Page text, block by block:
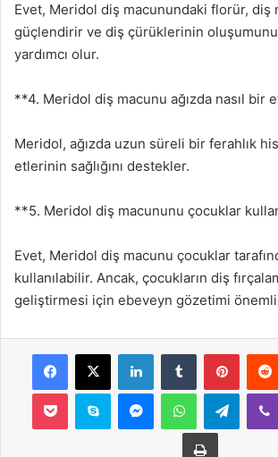
Evet, Meridol diş macunundaki florür, diş
güçlendirir ve diş çürüklerinin
yardımcı olur.
**4. Meridol diş macunu ağızda nasıl bir
Meridol, ağızda uzun süreli bir ferahlık
etlerinin sağlığını destekler.
**5. Meridol diş macununu çocuklar
Evet, Meridol diş macunu çocuklar
kullanılabilir. Ancak, çocukların diş
geliştirmesi için ebeveyn gözetimi
Facebook
X LinkedInTumblr
Pocket Skype MessengerWhatsApp
Yazdır